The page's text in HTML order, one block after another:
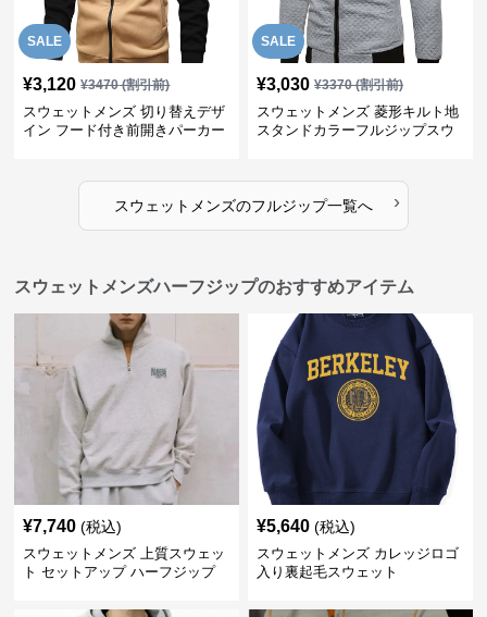
SALE
¥3,120 ¥3470(割引前)
スウェットメンズ 切り替えデザ
イン フード付き前開きパーカー
SALE
¥3,030 ¥3370(割引前)
スウェットメンズ 菱形キルト地
スタンドカラーフルジップスウ
スウェットメンズのフルジップ一覧へ ›
スウェットメンズハーフジップのおすすめアイテム
¥7,740 (税込)
スウェットメンズ 上質スウェッ
ト セットアップ ハーフジップ
¥5,640 (税込)
スウェットメンズ カレッジロゴ
入り裏起毛スウェット